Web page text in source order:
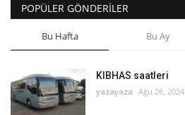
POPÜLER GÖNDERILER
Bu Hafta Bu Ay
KIBHAS saatleri
yazayaza Ağu 26, 2024